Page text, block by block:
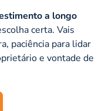
a longo
certa. Vais
paciência para lidar
e vontade de